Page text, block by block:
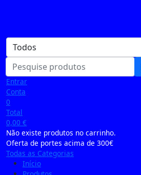
Entrar
Conta
0
Total
0,00 €
Não existe produtos no carrinho.
Oferta de portes acima de 300€
Todas as Categorias
Início